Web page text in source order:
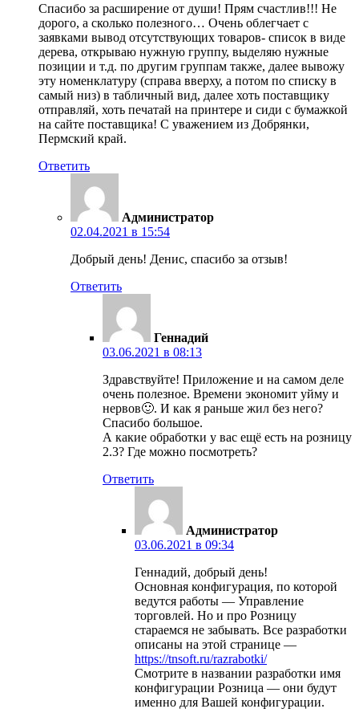
Спасибо за расширение от души! Прям счастлив!!! Не
дорого, а сколько полезного… Очень облегчает с
заявками вывод отсутствующих товаров- список в виде
дерева, открываю нужную группу, выделяю нужные
позиции и т.д. по другим группам также, далее вывожу
эту номенклатуру (справа вверху, а потом по списку в
самый низ) в табличный вид, далее хоть поставщику
отправляй, хоть печатай на принтере и сиди с бумажкой
на сайте поставщика! С уважением из Добрянки,
Пермский край.
Ответить
Администратор
02.04.2021 в 15:54
Добрый день! Денис, спасибо за отзыв!
Ответить
Геннадий
03.06.2021 в 08:13
Здравствуйте! Приложение и на самом деле
очень полезное. Времени экономит уйму и
нервов🙂. И как я раньше жил без него?
Спасибо большое.
А какие обработки у вас ещё есть на розницу
2.3? Где можно посмотреть?
Ответить
Администратор
03.06.2021 в 09:34
Геннадий, добрый день!
Основная конфигурация, по которой
ведутся работы — Управление
торговлей. Но и про Розницу
стараемся не забывать. Все разработки
описаны на этой странице —
https://tnsoft.ru/razrabotki/
Смотрите в названии разработки имя
конфигурации Розница — они будут
именно для Вашей конфигурации.